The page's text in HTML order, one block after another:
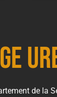
de la